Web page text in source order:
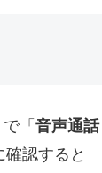
「 音声通話
認すると